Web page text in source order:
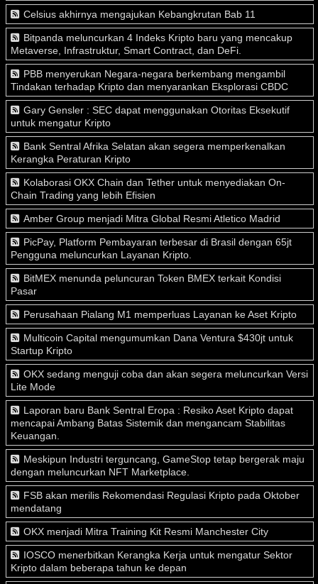
Celsius akhirnya mengajukan Kebangkrutan Bab 11
Bitpanda meluncurkan 4 Indeks Kripto baru yang mencakup
Metaverse, Infrastruktur, Smart Contract, dan DeFi.
PBB menyerukan Negara-negara berkembang mengambil
Tindakan terhadap Kripto dan menyarankan Eksplorasi CBDC
Gary Gensler : SEC dapat menggunakan Otoritas Eksekutif
untuk mengatur Kripto
Bank Sentral Afrika Selatan akan segera memperkenalkan
Kerangka Peraturan Kripto
Kolaborasi OKX Chain dan Tether untuk menyediakan On-
Chain Trading yang lebih Efisien
Amber Group menjadi Mitra Global Resmi Atletico Madrid
PicPay, Platform Pembayaran terbesar di Brasil dengan 65jt
Pengguna meluncurkan Layanan Kripto.
BitMEX menunda peluncuran Token BMEX terkait Kondisi
Pasar
Perusahaan Pialang M1 memperluas Layanan ke Aset Kripto
Multicoin Capital mengumumkan Dana Ventura $430jt untuk
Startup Kripto
OKX sedang menguji coba dan akan segera meluncurkan Versi
Lite Mode
Laporan baru Bank Sentral Eropa : Resiko Aset Kripto dapat
mencapai Ambang Batas Sistemik dan mengancam Stabilitas
Keuangan.
Meskipun Industri terguncang, GameStop tetap bergerak maju
dengan meluncurkan NFT Marketplace.
FSB akan merilis Rekomendasi Regulasi Kripto pada Oktober
mendatang
OKX menjadi Mitra Training Kit Resmi Manchester City
IOSCO menerbitkan Kerangka Kerja untuk mengatur Sektor
Kripto dalam beberapa tahun ke depan